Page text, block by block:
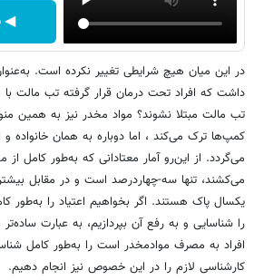
◀
در این میان هیچ ‌شرایطی تغییر نکرده است.
داشت که افراد تحت درمان قرار گرفته تب مالت با
تب مالت مبتلا نشوند؟ مواد مخدر نیز به همین
کمپ‌ها ترک می‌کند ، اما دوباره به همان خانواده و
می‌گردد. از این‌رو آمار معتادانی که به‌طور کامل
می‌کشند، تنها سه-چهاردرصد است و در مقابل
یکسال پاک هستند. اگر بخواهیم اعتیاد را به‌طور
را شناسایی و به رفع آن بپردازیم، به عبارت
افراد به مصرف موادمخدر است را به‌طور کامل
کارشناسی لازم را در این خصوص نیز انجام دهیم.